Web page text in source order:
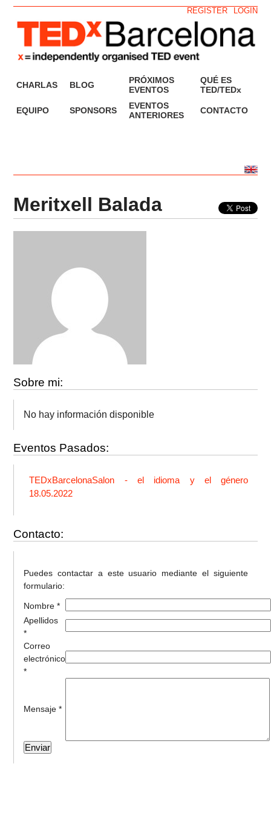
LOGIN
REGISTER
CHARLAS BLOG
PRÓXIMOS
EVENTOS
QUÉ ES
TED/TEDx
EQUIPO SPONSORS
EVENTOS
ANTERIORES
CONTACTO
Meritxell Balada
Sobre mi:
No hay información disponible
Eventos Pasados:
TEDxBarcelonaSalon - el idioma y el género
18.05.2022
Contacto:
Puedes contactar a este usuario mediante el siguiente
formulario:
Nombre *
Apellidos
*
Correo
electrónico
*
Mensaje *